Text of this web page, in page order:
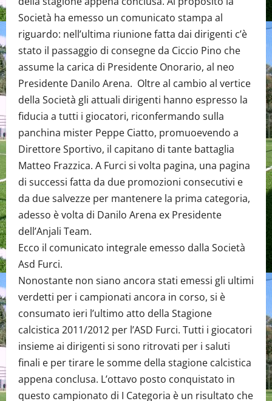
Società ha emesso un comunicato stampa al
riguardo: nell’ultima riunione fatta dai dirigenti c’è
stato il passaggio di consegne da Ciccio Pino che
assume la carica di Presidente Onorario, al neo
Presidente Danilo Arena. Oltre al cambio al vertice
della Società gli attuali dirigenti hanno espresso la
fiducia a tutti i giocatori, riconfermando sulla
panchina mister Peppe Ciatto, promuoevendo a
Direttore Sportivo, il capitano di tante battaglia
Matteo Frazzica. A Furci si volta pagina, una pagina
di successi fatta da due promozioni consecutivi e
da due salvezze per mantenere la prima categoria,
adesso è volta di Danilo Arena ex Presidente
dell’Anjali Team.
Ecco il comunicato integrale emesso dalla Società
Asd Furci.
Nonostante non siano ancora stati emessi gli ultimi
verdetti per i campionati ancora in corso, si è
consumato ieri l’ultimo atto della Stagione
calcistica 2011/2012 per l’ASD Furci. Tutti i giocatori
insieme ai dirigenti si sono ritrovati per i saluti
finali e per tirare le somme della stagione calcistica
appena conclusa. L’ottavo posto conquistato in
questo campionato di I Categoria è un risultato che